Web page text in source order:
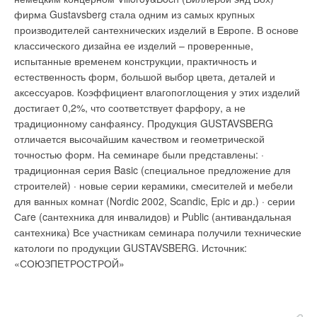
фирма Gustavsberg стала одним из самых крупных
производителей сантехнических изделий в Европе. В основе
классического дизайна ее изделий – проверенные,
испытанные временем конструкции, практичность и
естественность форм, большой выбор цвета, деталей и
аксессуаров. Коэффициент влагопоглощения у этих изделий
достигает 0,2%, что соответствует фарфору, а не
традиционному санфаянсу. Продукция GUSTAVSBERG
отличается высочайшим качеством и геометрической
точностью форм. На семинаре были представлены: ·
традиционная серия Basic (специальное предложение для
строителей) · новые серии керамики, смесителей и мебели
для ванных комнат (Nordic 2002, Scandic, Epic и др.) · серии
Саre (cантехника для инвалидов) и Public (антивандальная
сантехника) Все участникам семинара получили технические
катологи по продукции GUSTAVSBERG. Источник:
«СОЮЗПЕТРОСТРОЙ»
полученные от размещения такой рекламы, планируется
направить на коммунальные нужды и поддержку ветеранских
организаций. Аксенов особо отметил, что реклама должна
выглядеть так, чтобы не затеряться в кипе разных
объявлений, которыми забиты почтовые ящики москвичей.
Источник: РИА "Новости"
Уведомления отключены
Комментарии
В этой теме еще нет комментариев
Добавить комментарий
электрокинетические свойства жидкости, а именно –
свойства обычной воды из-под крана, когда она проходит
через крошечные микроканалы. Технология базируется на
том, что когда стеклянный стакан заполнен водой, его стенки
приобретают небольшой электрический заряд, в то время как
вода обретает противоположный потенциал. Канадские
исследователи выдвинули гипотезу, что если бы вода
непрерывно качалась через крошечные стеклянные трубки,
то она непрерывно бы вырабатывала электрические заряды,
которые можно было бы собирать и производить
электрический ток. К их восхищению, разработанная ими
пилотная минимодель такой системы оказалась в состоянии
зажечь бытовую лампочку в десятки ват. "Это открытие имеет
огромное значение в плане поиска новых источников
энергии", говорит Костиук. "Данная система может
эффективно конкурировать с ветряными и солнечными
электростанциями, хотя и будет нуждаться в огромных